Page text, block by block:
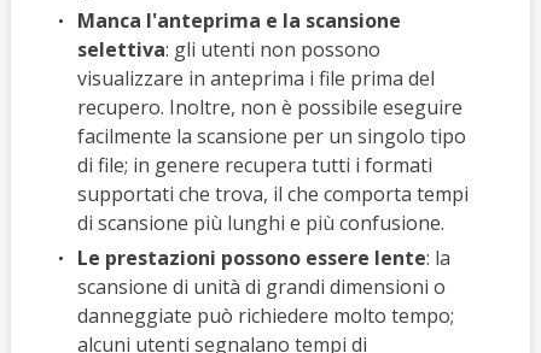
Manca l'anteprima e la scansione
selettiva: gli utenti non possono
visualizzare in anteprima i file prima del
recupero. Inoltre, non è possibile eseguire
facilmente la scansione per un singolo tipo
di file; in genere recupera tutti i formati
supportati che trova, il che comporta tempi
di scansione più lunghi e più confusione.
Le prestazioni possono essere lente: la
scansione di unità di grandi dimensioni o
danneggiate può richiedere molto tempo;
alcuni utenti segnalano tempi di